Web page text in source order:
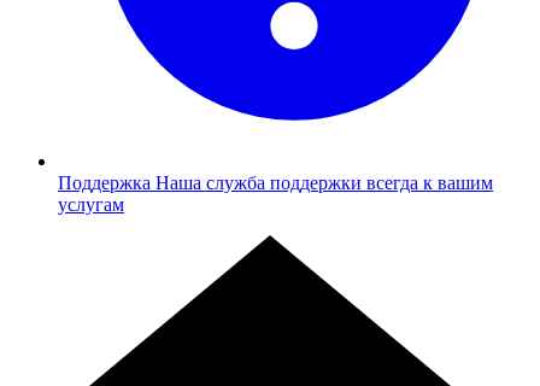
Поддержка Наша служба поддержки всегда к вашим
услугам